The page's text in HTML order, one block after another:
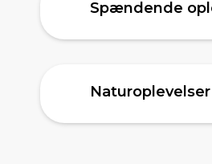
Spændende
Naturoplevelser